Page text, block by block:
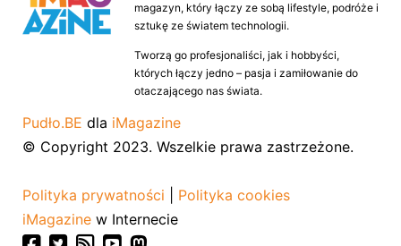
magazyn, który łączy ze sobą lifestyle, podróże i
sztukę ze światem technologii.
Tworzą go profesjonaliści, jak i hobbyści,
których łączy jedno – pasja i zamiłowanie do
otaczającego nas świata.
Pudło.BE dla iMagazine
© Copyright 2023. Wszelkie prawa zastrzeżone.
Polityka prywatności
Polityka cookies
iMagazine w Internecie